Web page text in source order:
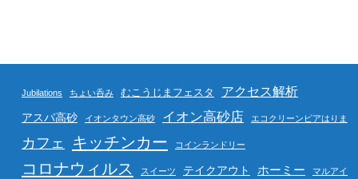
Jubilations ちょい呑み むこうじまフェスタ アクセス解析
アスパ高砂 イオンタウン高砂 イオン高砂店 エコクリーンピアはりま
カフェ キッチンカー コインランドリー
コロナウィルス スイーツ テイクアウト ホーミー マルアイ